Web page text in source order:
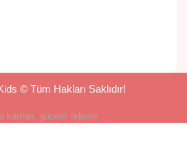
© Tüm Hakları Saklıdır!